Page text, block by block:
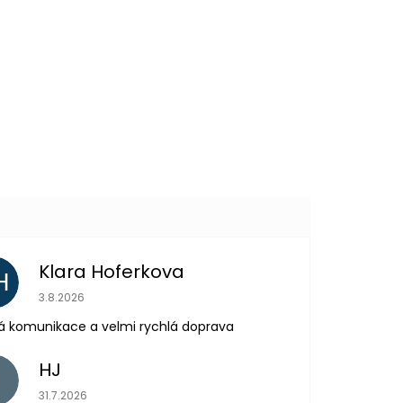
Klara Hoferkova
Hodnocení obchodu je 5 z 5 hvězdiček.
3.8.2026
komunikace a velmi rychlá doprava
HJ
Hodnocení obchodu je 5 z 5 hvězdiček.
31.7.2026